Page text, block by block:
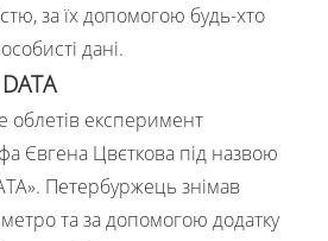
за їх допомогою будь-хто
дані.
облетів експеримент
Євгена Цвєткова під назвою
Петербуржець знімав
та за допомогою додатку